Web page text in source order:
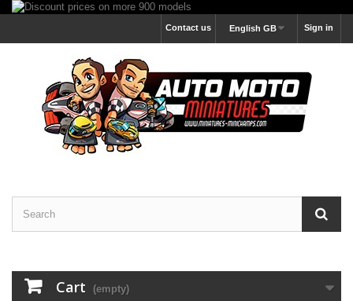
Sign in
English GB
Contact us
Cart (empty)